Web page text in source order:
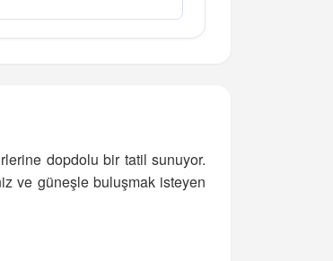
dopdolu bir tatil sunuyor.
ve güneşle buluşmak isteyen